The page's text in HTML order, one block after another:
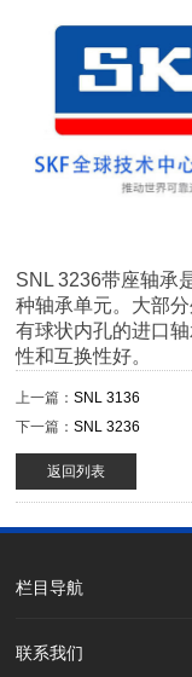
SNL 3236带座轴承
种轴承单元。大部
有球状内孔的进口
性和互换性好。
上一篇：SNL 3136
下一篇：SNL 3236
返回列表
栏目导航
联系我们